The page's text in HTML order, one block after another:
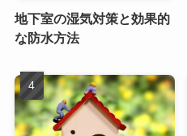
地下室の湿気対策と効果的
な防水方法